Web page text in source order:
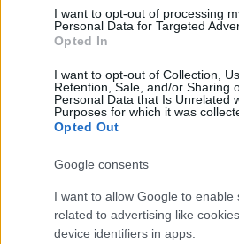
I want to opt-out of processing
Personal Data for Targeted
Opted In
I want to opt-out of Collection,
Retention, Sale, and/or Sharing
Personal Data that Is Unrelated
Purposes for which it was
Opted Out
Google consents
I want to allow Google to enable
related to advertising like
device identifiers in apps.
értékesíts? Mindenhol jelen
Mivel a mai kor embere már
online jelenlétet, ám egy
minden platformon
lehessen. A titok nyitja az, hogy
meghatározzuk
ehhez megválasszuk azt az
leghatékonyabban elérhetők.